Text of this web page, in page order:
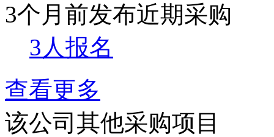
3个月前发布近期采购
3人报名
查看更多
该公司其他采购项目